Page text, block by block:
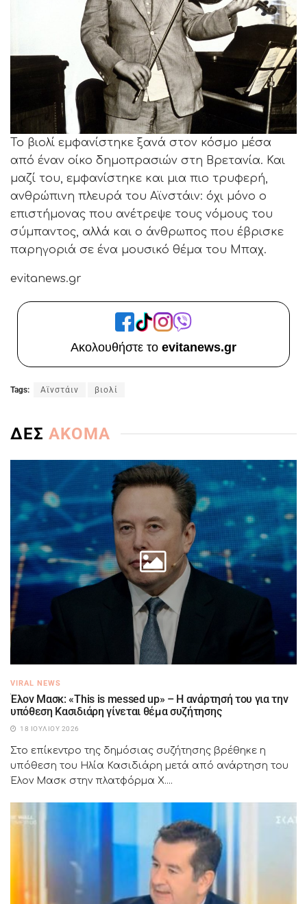
Το βιολί εμφανίστηκε ξανά στον κόσμο μέσα
από έναν οίκο δημοπρασιών στη Βρετανία. Και
μαζί του, εμφανίστηκε και μια πιο τρυφερή,
ανθρώπινη πλευρά του Αϊνστάιν: όχι μόνο ο
επιστήμονας που ανέτρεψε τους νόμους του
σύμπαντος, αλλά και ο άνθρωπος που έβρισκε
παρηγοριά σε ένα μουσικό θέμα του Μπαχ.
evitanews.gr
Ακολουθήστε το evitanews.gr
Tags: Αϊνστάιν βιολί
ΔΕΣ ΑΚΟΜΑ
VIRAL NEWS
Έλον Μασκ: «This is messed up» – Η ανάρτησή του για την
υπόθεση Κασιδιάρη γίνεται θέμα συζήτησης
18 ΙΟΥΛΊΟΥ 2026
Στο επίκεντρο της δημόσιας συζήτησης βρέθηκε η
υπόθεση του Ηλία Κασιδιάρη μετά από ανάρτηση του
Έλον Μασκ στην πλατφόρμα X....